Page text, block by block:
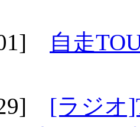
自走
[ラジオ